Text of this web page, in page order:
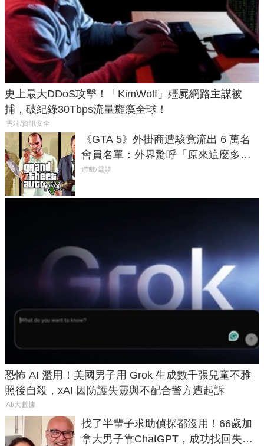
史上最大DDoS攻擊！「KimWolf」殭屍網路主謀被
捕，破紀錄30Tbps流量癱瘓全球！
雲端/資訊安全
《GTA 5》外掛商遭駭竟流出 6 萬名
會員名單：外界驚呼「原來這麼多人
在開掛！」
遊戲/電競
恐怖 AI 濫用！美國男子用 Grok 生成數千張兒童不雅
照後自殺，xAI 因防護失靈與不配合警方遭起訴
AI/大數據
找了半輩子求助偵探都沒用！66歲加
拿大男子靠ChatGPT，成功找回失散